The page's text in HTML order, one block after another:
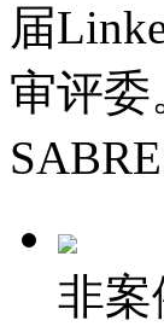
届
审评
非案